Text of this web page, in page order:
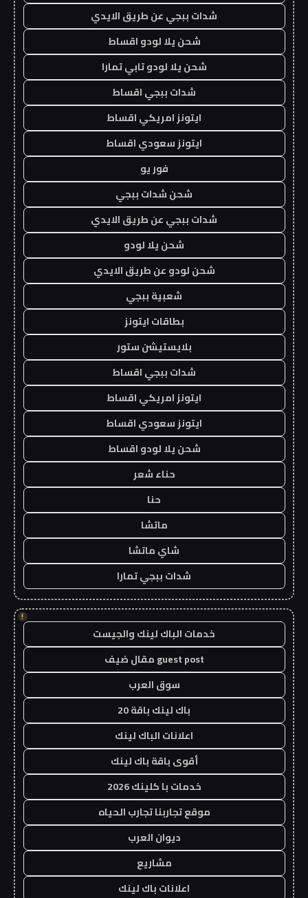
شدات ببجي عن طريق الايدي
شحن يلا لودو اقساط
شحن يلا لودو تابي تمارا
شدات ببجي اقساط
ايتونز امريكي اقساط
ايتونز سعودي اقساط
فور يو
شحن شدات ببجي
شدات ببجي عن طريق الايدي
شحن يلا لودو
شحن لودو عن طريق الايدي
شعبية ببجي
بطاقات ايتونز
بلايستيشن ستور
شدات ببجي اقساط
ايتونز امريكي اقساط
ايتونز سعودي اقساط
شحن يلا لودو اقساط
حناء شعر
حنا
ماتشا
شاي ماتشا
شدات ببجي تمارا
!
خدمات الباك لينك والجيست
guest post مقال ضيف
سوق العرب
باك لينك باقة 20
اعلانات الباك لينك
أقوى باقة باك لينك
خدمات با كلينك 2026
موقع تجاربنا تجارب الحياه
ديوان العرب
مشاريع
اعلانات باك لينك